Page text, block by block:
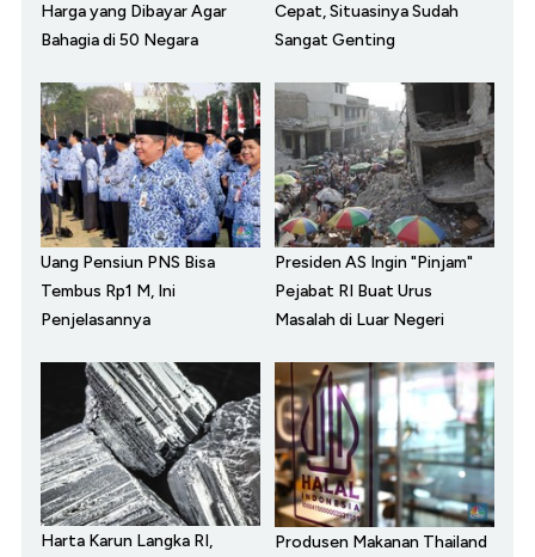
Harga yang Dibayar Agar
Bahagia di 50 Negara
Cepat, Situasinya Sudah
Sangat Genting
Uang Pensiun PNS Bisa
Tembus Rp1 M, Ini
Penjelasannya
Presiden AS Ingin "Pinjam"
Pejabat RI Buat Urus
Masalah di Luar Negeri
Harta Karun Langka RI,
Produsen Makanan Thailand